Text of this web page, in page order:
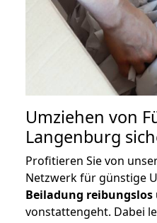
Umziehen von
Langenburg
Profitieren Sie von
Netzwerk für günstige
Beiladung reibungslos
vonstattengeht. Dabei